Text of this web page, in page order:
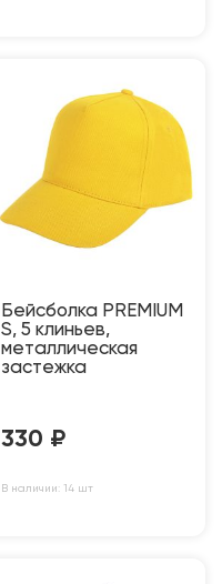
Бейсболка PREMIUM
S, 5 клиньев,
металлическая
застежка
330 ₽
В наличии: 14 шт